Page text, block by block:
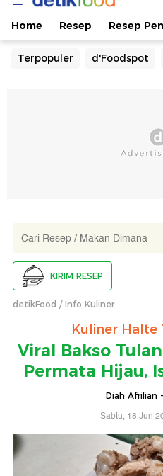
Home Resep Resep
Terpopuler d'Foodspot
KIRIM RESEP
detikFood Info Kuliner
Kuliner Halte
Viral Bakso
Permata Hijau,
Diah Afrilian -
Sabtu, 18 Jun